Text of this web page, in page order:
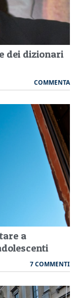
dei dizionari
COMMENTA
a
7 COMMENTI